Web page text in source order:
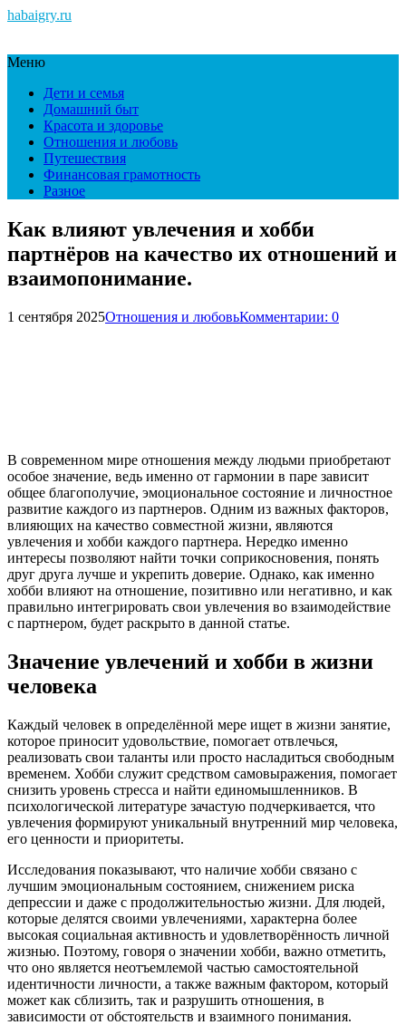
habaigry.ru
Меню
Дети и семья
Домашний быт
Красота и здоровье
Отношения и любовь
Путешествия
Финансовая грамотность
Разное
Как влияют увлечения и хобби
партнёров на качество их отношений и
взаимопонимание.
1 сентября 2025Отношения и любовьКомментарии: 0
В современном мире отношения между людьми приобретают
особое значение, ведь именно от гармонии в паре зависит
общее благополучие, эмоциональное состояние и личностное
развитие каждого из партнеров. Одним из важных факторов,
влияющих на качество совместной жизни, являются
увлечения и хобби каждого партнера. Нередко именно
интересы позволяют найти точки соприкосновения, понять
друг друга лучше и укрепить доверие. Однако, как именно
хобби влияют на отношение, позитивно или негативно, и как
правильно интегрировать свои увлечения во взаимодействие
с партнером, будет раскрыто в данной статье.
Значение увлечений и хобби в жизни
человека
Каждый человек в определённой мере ищет в жизни занятие,
которое приносит удовольствие, помогает отвлечься,
реализовать свои таланты или просто насладиться свободным
временем. Хобби служит средством самовыражения, помогает
снизить уровень стресса и найти единомышленников. В
психологической литературе зачастую подчеркивается, что
увлечения формируют уникальный внутренний мир человека,
его ценности и приоритеты.
Исследования показывают, что наличие хобби связано с
лучшим эмоциональным состоянием, снижением риска
депрессии и даже с продолжительностью жизни. Для людей,
которые делятся своими увлечениями, характерна более
высокая социальная активность и удовлетворённость личной
жизнью. Поэтому, говоря о значении хобби, важно отметить,
что оно является неотъемлемой частью самостоятельной
идентичности личности, а также важным фактором, который
может как сблизить, так и разрушить отношения, в
зависимости от обстоятельств и взаимного понимания.